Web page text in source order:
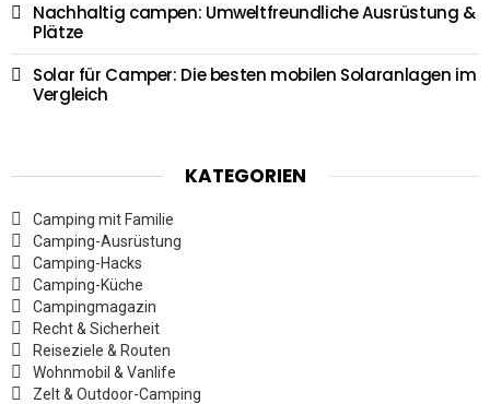
Nachhaltig campen: Umweltfreundliche Ausrüstung &
Plätze
Solar für Camper: Die besten mobilen Solaranlagen im
Vergleich
KATEGORIEN
Camping mit Familie
Camping-Ausrüstung
Camping-Hacks
Camping-Küche
Campingmagazin
Recht & Sicherheit
Reiseziele & Routen
Wohnmobil & Vanlife
Zelt & Outdoor-Camping